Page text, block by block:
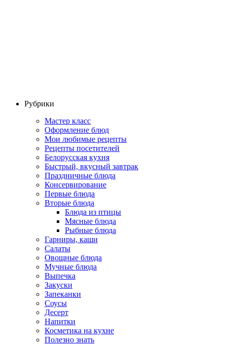
Рубрики
Мастер класс
Оформление блюд
Мои любимые рецепты
Рецепты посетителей
Белорусская кухня
Быстрый, вкусный завтрак
Праздничные блюда
Консервирование
Первые блюда
Вторые блюда
Блюда из птицы
Мясные блюда
Рыбные блюда
Гарниры, каши
Салаты
Овощные блюда
Мучные блюда
Выпечка
Закуски
Запеканки
Соусы
Десерт
Напитки
Косметика на кухне
Полезно знать